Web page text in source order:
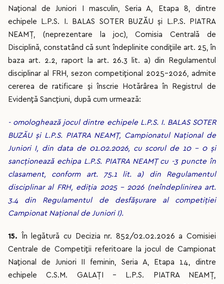
Național de Juniori I masculin, Seria A, Etapa 8, dintre
echipele L.P.S. I. BALAS SOTER BUZĂU și L.P.S. PIATRA
NEAMȚ, (neprezentare la joc), Comisia Centrală de
Disciplină, constatând că sunt îndeplinite condițiile art. 25, în
baza art. 2.2, raport la art. 26.3 lit. a) din Regulamentul
disciplinar al FRH, sezon competițional 2025-2026, admite
cererea de ratificare și înscrie Hotărârea în Registrul de
Evidență Sancțiuni, după cum urmează:
- omologhează jocul dintre echipele L.P.S. I. BALAS SOTER
BUZĂU și L.P.S. PIATRA NEAMȚ, Campionatul Național de
Juniori I, din data de 01.02.2026, cu scorul de 10 - 0 și
sancționează echipa L.P.S. PIATRA NEAMȚ cu -3 puncte în
clasament, conform art. 75.1 lit. a) din Regulamentul
disciplinar al FRH, ediția 2025 – 2026 (neîndeplinirea art.
3.4 din Regulamentul de desfășurare al competiției
Campionat Național de Juniori I).
15.
În legătură cu Decizia nr. 852/02.02.2026 a Comisiei
Centrale de Competiții referitoare la jocul de Campionat
Național de Juniori II feminin, Seria A, Etapa 14, dintre
echipele C.S.M. GALAȚI – L.P.S. PIATRA NEAMȚ,